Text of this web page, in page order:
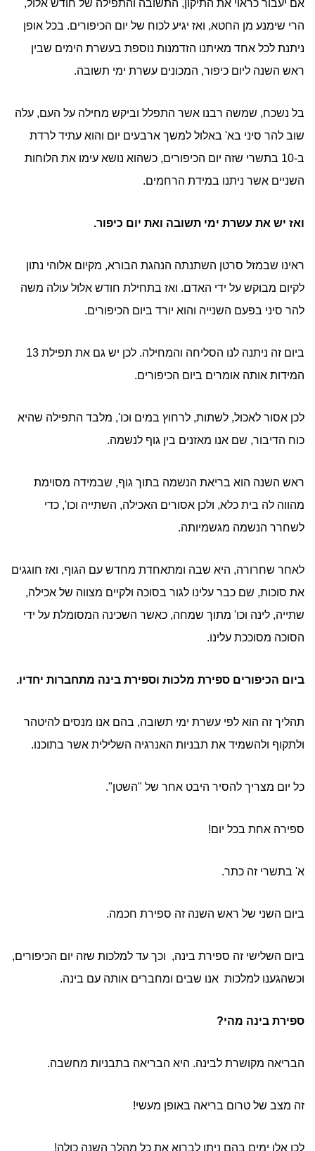
אם יעבור כראוי את התיקון, התשובה והתפילה של חודש אלול,
הרי שימנע מן החטא, ואז יגיע לכוח של יום הכיפורים. בכל אופן
ניתנת לכל אחד מאיתנו הזדמנות נוספת בעשרת הימים שבין
ראש השנה ליום כיפור, המכונים עשרת ימי תשובה.
בל נשכח, שמשה רבנו אשר התפלל וביקש מחילה על העם, עלה
שוב להר סיני בא' באלול למשך ארבעים יום והוא עתיד לרדת
ב-10 בתשרי שזה יום הכיפורים, כשהוא נושא עימו את הלוחות
השניים אשר ניתנו במידת הרחמים.
ואז יש את עשרת ימי תשובה ואת יום כיפור.
ראינו שבמזל סרטן השתנתה הנהגת הבורא, מקיום אלוהי נתון
לקיום מבוקש על ידי האדם. ואז בתחילת חודש אלול עולה משה
להר סיני בפעם השנייה והוא יורד ביום הכיפורים.
ביום זה ניתנה לנו הסליחה והמחילה. לכן יש גם את תפילת 13
המידות אותה אומרים ביום הכיפורים.
לכן אסור לאכול, לשתות, לרחוץ במים וכו', מלבד התפילה שהיא
כוח הדיבור, שם אנו מאזנים בין גוף לנשמה.
ראש השנה הוא בריאת הנשמה בתוך גוף, שבמידה מסוימת
מהווה לה בית כלא, ולכן אסורים האכילה, השתייה וכו', כדי
לשחרר הנשמה מגשמיותה.
לאחר שחרורה, היא שבה ומתאחדת מחדש עם הגוף, ואז חוגגים
את סוכות, שם כבר עלינו לגור בסוכה ולקיים מצווה של אכילה,
שתייה, לינה וכו' מתוך שמחה, כאשר השכינה המסומלת על ידי
הסוכה מסוככת עלינו.
ביום הכיפורים ספירת מלכות וספירת בינה מתחברות יחדיו.
תהליך זה הוא לפי עשרת ימי תשובה, בהם אנו מנסים להיטהר
ולתקוף ולהשמיד את תבניות האנרגיה השלילית אשר בתוכנו.
כל יום מצריך להסיר היבט אחר של "השטן".
ספירה אחת בכל יום!
א' בתשרי זה כתר.
ביום השני של ראש השנה זה ספירת חכמה.
ביום השלישי זה ספירת בינה, וכך עד למלכות שזה יום הכיפורים,
וכשהגענו למלכות אנו שבים ומחברים אותה עם בינה.
ספירת בינה מהי?
הבריאה מקושרת לבינה. היא הבריאה בתבניות מחשבה.
זה מצב של טרום בריאה באופן מעשי!
לכן אלו ימים בהם ניתן לברוא את כל מהלך השנה כולה!